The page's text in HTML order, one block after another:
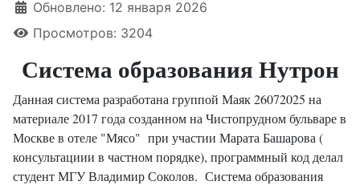
Обновлено: 12 января 2026
Просмотров: 3204
Система образования Нутрон
Данная система разработана группой Маяк 26072025 на
материале 2017 года созданном на Чистопрудном бульваре в
Москве в отеле "Мясо" при участии Марата Башарова (
консультациии в частном порядке), программный код делал
студент МГУ Владимир Соколов. Система образования